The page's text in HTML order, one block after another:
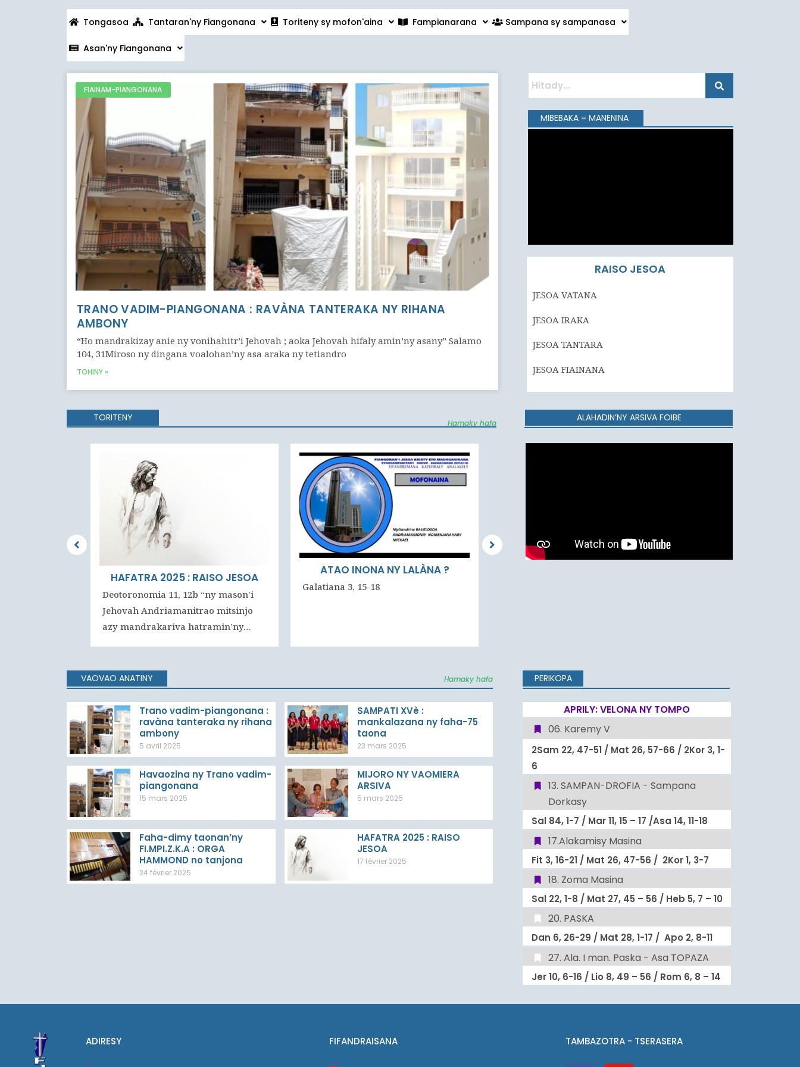
Tongasoa Tantaran'ny Fiangonana Toriteny sy mofon'aina Fampianarana Sampana sy sampanasa
Asan'ny Fiangonana
FIAINAM-PIANGONANA
TRANO VADIM-PIANGONANA : RAVÀNA TANTERAKA NY RIHANA
AMBONY
“Ho mandrakizay anie ny vonihahitr’i Jehovah ; aoka Jehovah hifaly amin’ny asany” Salamo
104, 31Miroso ny dingana voalohan’ny asa araka ny tetiandro
TOHINY »
MIBEBAKA = MANENINA
RAISO JESOA
JESOA VATANA
JESOA IRAKA
JESOA TANTARA
JESOA FIAINANA
TORITENY Hamaky hafa ALAHADIN’NY ARSIVA FOIBE
HAFATRA 2025 : RAISO JESOA
Deotoronomia 11, 12b “ny mason’i
Jehovah Andriamanitrao mitsinjo
azy mandrakariva hatramin’ny…
ATAO INONA NY LALÀNA ?
Galatiana 3, 15-18
VAOVAO ANATINY Hamaky hafa
Trano vadim-piangonana :
ravàna tanteraka ny rihana
ambony
5 avril 2025
SAMPATI XVè :
mankalazana ny faha-75
taona
23 mars 2025
Havaozina ny Trano vadim-
piangonana
15 mars 2025
MIJORO NY VAOMIERA
ARSIVA
5 mars 2025
Faha-dimy taonan’ny
FI.MPI.Z.K.A : ORGA
HAMMOND no tanjona
24 février 2025
HAFATRA 2025 : RAISO
JESOA
17 février 2025
PERIKOPA
APRILY: VELONA NY TOMPO
06. Karemy V
2Sam 22, 47-51 / Mat 26, 57-66 / 2Kor 3, 1-
6
13. SAMPAN-DROFIA - Sampana
Dorkasy
Sal 84, 1-7 / Mar 11, 15 – 17 /Asa 14, 11-18
17.Alakamisy Masina
Fit 3, 16-21 / Mat 26, 47-56 / 2Kor 1, 3-7
18. Zoma Masina
Sal 22, 1-8 / Mat 27, 45 – 56 / Heb 5, 7 – 10
20. PASKA
Dan 6, 26-29 / Mat 28, 1-17 / Apo 2, 8-11
27. Ala. I man. Paska - Asa TOPAZA
Jer 10, 6-16 / Lio 8, 49 – 56 / Rom 6, 8 – 14
ADIRESY FIFANDRAISANA TAMBAZOTRA - TSERASERA